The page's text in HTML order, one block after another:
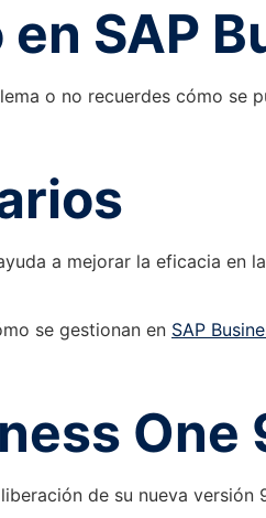
SAP
o no recuerdes cómo se
a mejorar la eficacia en
se gestionan en SAP
One
de su nueva